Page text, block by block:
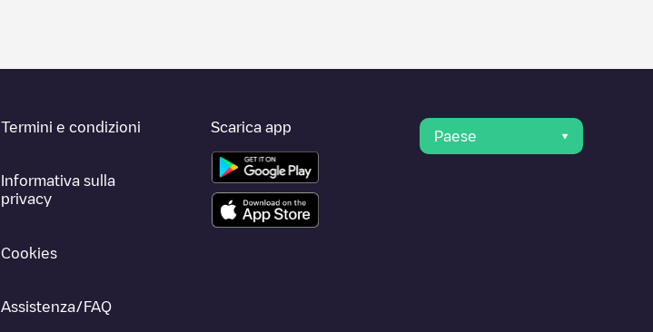
Termini e condizioni
Informativa sulla
privacy
Cookies
Assistenza/FAQ
Scarica app
Paese